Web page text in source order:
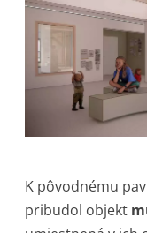
K pôvodnému
pribudol objekt